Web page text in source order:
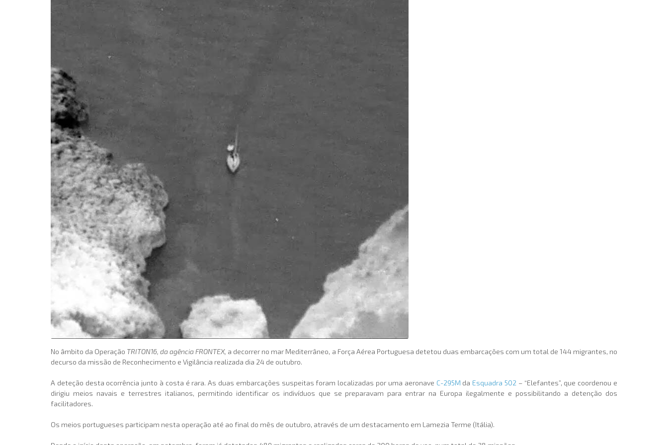
No âmbito da Operação TRITON16, da agência FRONTEX, a decorrer no mar Mediterrâneo, a Força Aérea Portuguesa detetou duas embarcações com um total de 144 migrantes, no
decurso da missão de Reconhecimento e Vigilância realizada dia 24 de outubro.
A deteção desta ocorrência junto à costa é rara. As duas embarcações suspeitas foram localizadas por uma aeronave C-295M da Esquadra 502 – “Elefantes”, que coordenou e
dirigiu meios navais e terrestres italianos, permitindo identificar os indivíduos que se preparavam para entrar na Europa ilegalmente e possibilitando a detenção dos
facilitadores.
Os meios portugueses participam nesta operação até ao final do mês de outubro, através de um destacamento em Lamezia Terme (Itália).